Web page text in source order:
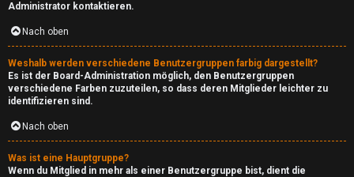
Administrator kontaktieren.
Nach oben
Weshalb werden verschiedene Benutzergruppen farbig dargestellt?
Es ist der Board-Administration möglich, den Benutzergruppen
verschiedene Farben zuzuteilen, so dass deren Mitglieder leichter zu
identifizieren sind.
Nach oben
Was ist eine Hauptgruppe?
Wenn du Mitglied in mehr als einer Benutzergruppe bist, dient die
↳
T
e
c
h